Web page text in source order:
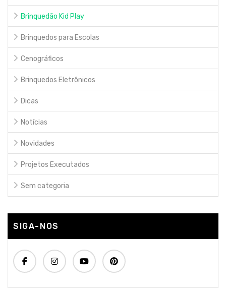
Brinquedão Kid Play
Brinquedos para Escolas
Cenográficos
Brinquedos Eletrônicos
Dicas
Notícias
Novidades
Projetos Executados
Sem categoria
SIGA-NOS